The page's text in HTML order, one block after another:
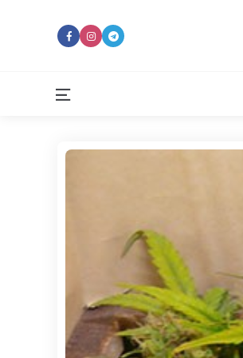
Menu